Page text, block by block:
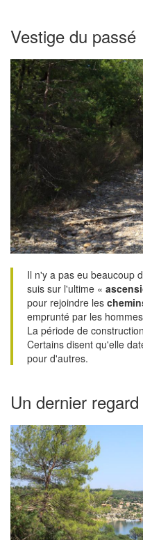
Vestige du passé
Il n'y a pas eu beaucoup
suis sur l'ultime «
pour rejoindre les
emprunté par les
La période de
Certains disent qu'elle
pour d'autres.
Un dernier regard